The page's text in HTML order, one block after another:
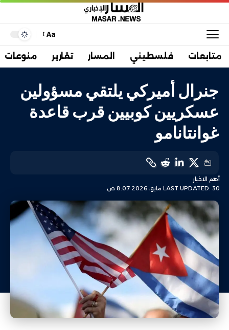
Aa
متابعات فلسطيني المسار تقارير منوعات
جنرال أميركي يلتقي مسؤولين
عسكريين كوبيين قرب قاعدة
غوانتانامو
LAST UPDATED: 30 مايو، 2026 8:07 ص
أهم الاخبار